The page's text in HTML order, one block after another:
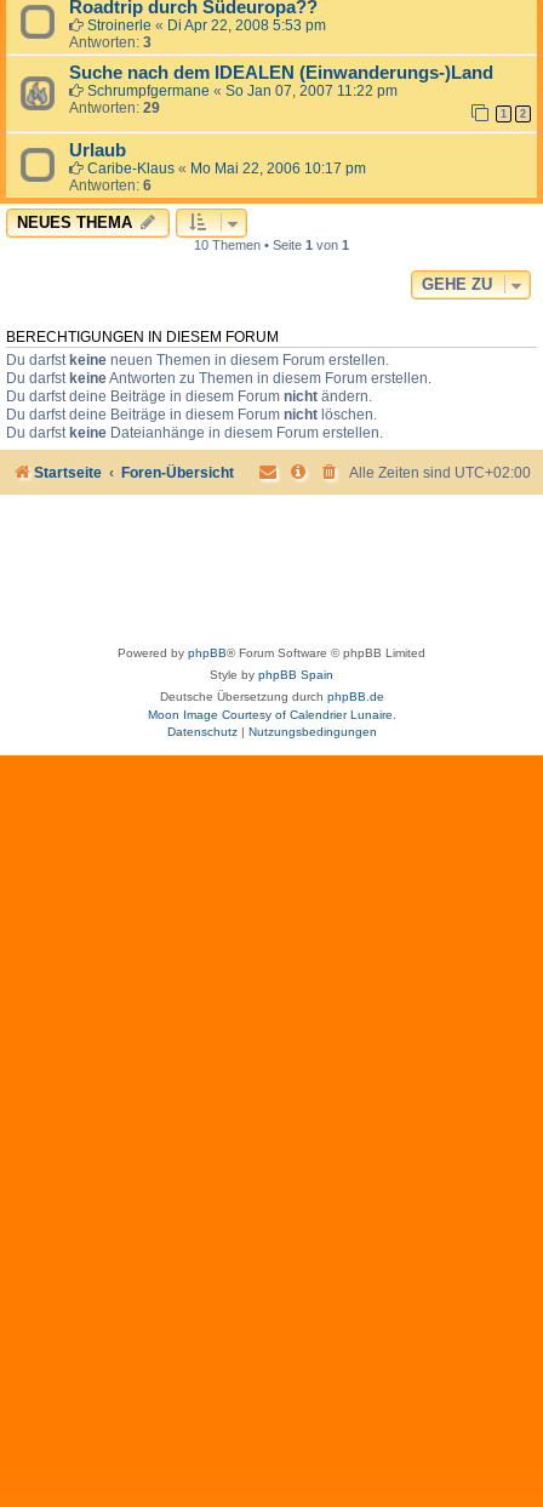
Roadtrip durch Südeuropa??
Stroinerle « Di Apr 22, 2008 5:53 pm
Antworten: 3
Suche nach dem IDEALEN (Einwanderungs-)Land
Schrumpfgermane « So Jan 07, 2007 11:22 pm
Antworten: 29 1 2
Urlaub
Caribe-Klaus « Mo Mai 22, 2006 10:17 pm
Antworten: 6
NEUES THEMA
10 Themen • Seite 1 von 1
GEHE ZU
BERECHTIGUNGEN IN DIESEM FORUM
Du darfst keine neuen Themen in diesem Forum erstellen.
Du darfst keineAntworten zu Themen in diesem Forum erstellen.
Du darfst deine Beiträge in diesem Forum nicht ändern.
Du darfst deine Beiträge in diesem Forum nicht löschen.
Du darfst keine Dateianhänge in diesem Forum erstellen.
Startseite Foren-Übersicht Alle Zeiten sind UTC+02:00
Powered by phpBB® Forum Software © phpBB Limited
Style by phpBB Spain
Deutsche Übersetzung durch phpBB.de
Moon Image Courtesy of Calendrier Lunaire.
Datenschutz| Nutzungsbedingungen